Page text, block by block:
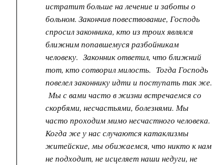
истратит больше на лечение и заботы о
больном. Закончив повествование, Господь
спросил законника, кто из троих являлся
ближним попавшемуся разбойникам
человеку. Законник ответил, что ближний
тот, кто сотворил милость. Тогда Господь
повелел законнику идти и поступать так же.
Мы с вами часто в жизни встречаемся со
скорбями, несчастьями, болезнями. Мы
часто проходим мимо несчастного человека.
Когда же у нас случаются катаклизмы
житейские, мы обижаемся, что никто к нам
не подходит, не исцеляет наши недуги, не